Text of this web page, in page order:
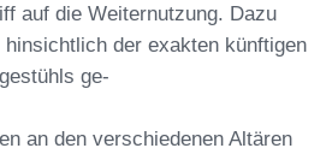
auf die Weiternutzung. Dazu
der exakten künftigen
ge-
an den verschiedenen Altären